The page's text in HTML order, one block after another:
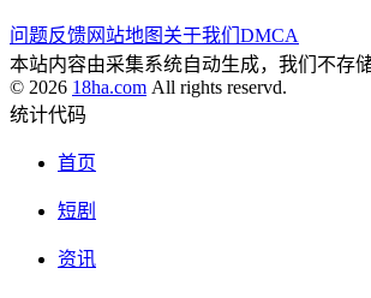
问题反馈网站地图 关于我们 DMCA
本站内容由采集系统自动生成，我们不存
© 2026 18ha.com All rights reservd.
统计代码
首页
短剧
资讯